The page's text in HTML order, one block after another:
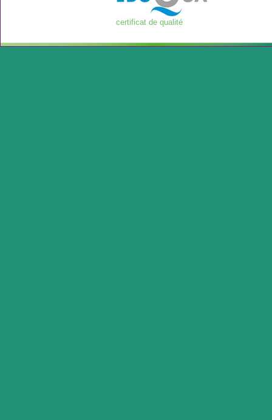
certificat de qualité